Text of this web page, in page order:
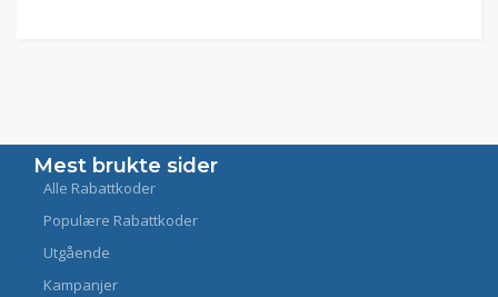
Mest brukte sider
Alle Rabattkoder
Populære Rabattkoder
Utgående
Kampanjer